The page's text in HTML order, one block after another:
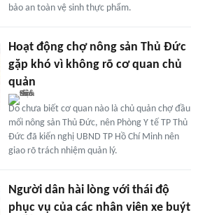
bảo an toàn vệ sinh thực phẩm.
Hoạt động chợ nông sản Thủ Đức
gặp khó vì không rõ cơ quan chủ
quản
Do chưa biết cơ quan nào là chủ quản chợ đầu
mối nông sản Thủ Đức, nên Phòng Y tế TP Thủ
Đức đã kiến nghị UBND TP Hồ Chí Minh nên
giao rõ trách nhiệm quản lý.
Người dân hài lòng với thái độ
phục vụ của các nhân viên xe buýt